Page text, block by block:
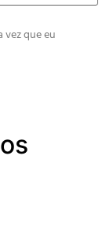
vez que eu